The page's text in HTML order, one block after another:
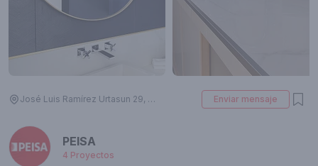
José Luis Ramírez Urtasun 29, B8000 Bahía Blanca, Provincia de Buenos Aires, Argentina Enviar mensaje
PEISA
4 Proyectos